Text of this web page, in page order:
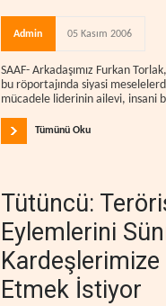
Admin 05 Kasım 2006
SAAF- Arkadaşımız Furkan
bu röportajında siyasi
mücadele liderinin ailevi, insani
Tümünü Oku
Tütüncü:
Eylemlerini
Kardeşlerimize
Etmek İstiyor